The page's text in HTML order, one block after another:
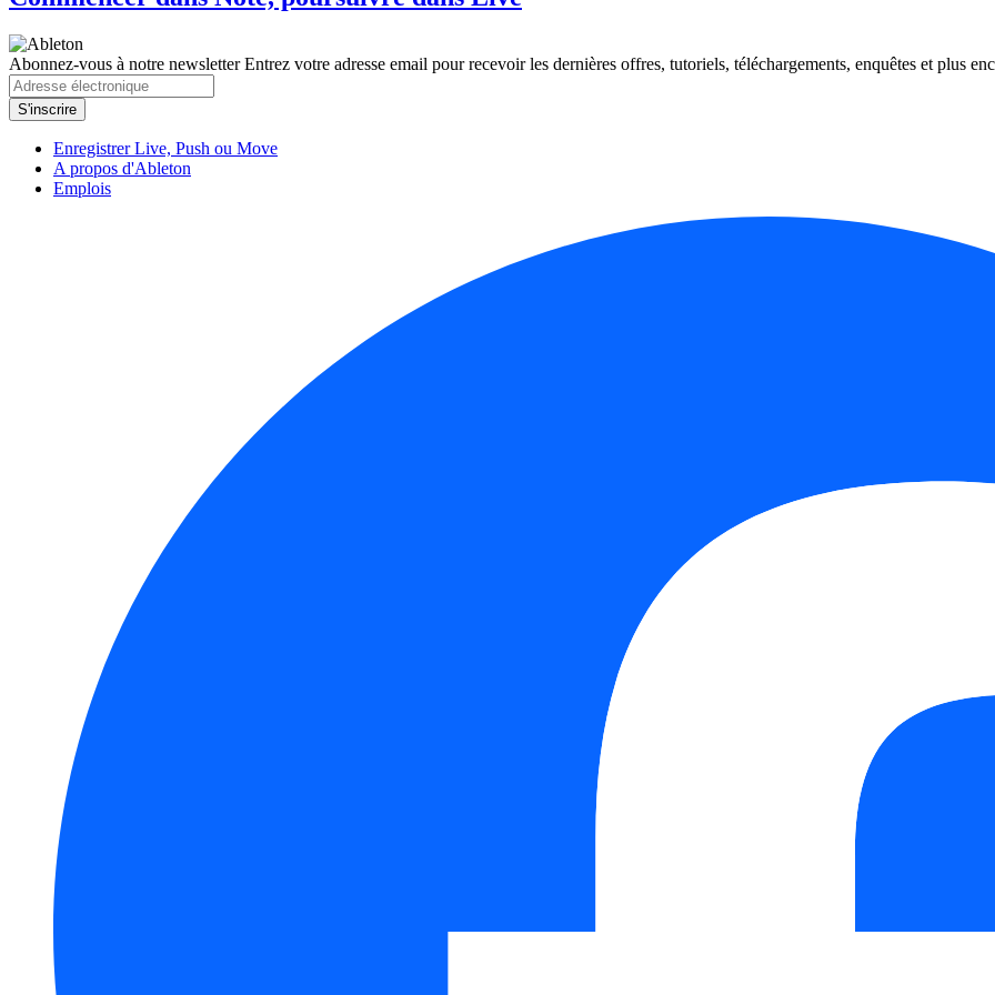
Abonnez-vous à notre newsletterEntrez votre adresse email pour recevoir les dernières offres, tutoriels, téléchargements, enquêtes et plus
Enregistrer Live, Push ou Move
A propos d'Ableton
Emplois